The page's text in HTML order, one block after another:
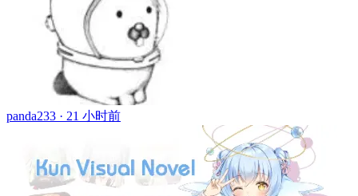
panda233 · 21 小时前